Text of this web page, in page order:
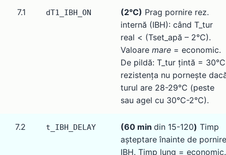
7.1 dT1_IBH_ON (2°C) Prag pornire rez.
internă (IBH): când T_tur
real < (Tset_apă – 2°C).
Valoare mare = economic.
De pildă: T_tur țintă =
rezistența nu pornește
turul are 28-29°C (peste
sau agel cu 30°C-2°C).
7.2 t_IBH_DELAY (60 min din 15-120) Timp
așteptare înainte de pornire
IBH. Timp lung = economic.